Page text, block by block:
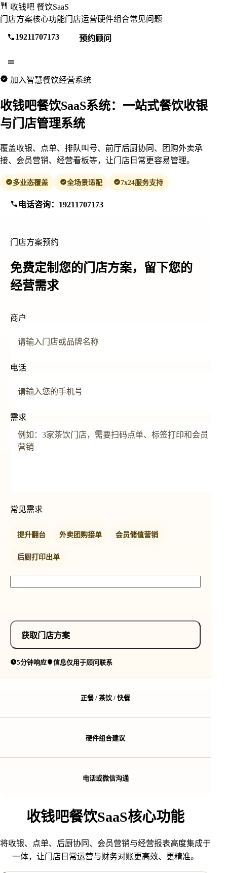
收钱吧 餐饮SaaS
门店方案核心功能门店运营硬件组合常见问题
19211707173 预约顾问
加入智慧餐饮经营系统
收钱吧餐饮SaaS系统：一站式餐饮收银
与门店管理系统
覆盖收银、点单、排队叫号、前厅后厨协同、团购外卖承
接、会员营销、经营看板等，让门店日常更容易管理。
多业态覆盖 全场景适配 7x24服务支持
电话咨询：19211707173
门店方案预约
免费定制您的门店方案，留下您的
经营需求
商户
电话
需求
常见需求
提升翻台 外卖团购接单 会员储值营销
后厨打印出单
获取门店方案
5分钟响应 信息仅用于顾问联系
正餐 / 茶饮 / 快餐
硬件组合建议
电话或微信沟通
收钱吧餐饮SaaS核心功能
将收银、点单、后厨协同、会员营销与经营报表高度集成于
一体，让门店日常运营与财务对账更高效、更精准。